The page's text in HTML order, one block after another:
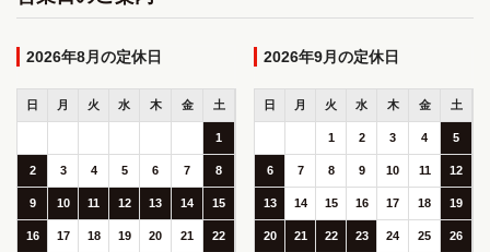
2026年8月
日 月 火 水 木 金 土
1
2 3 4 5 6 7 8
9 10 11 12 13 14 15
16 17 18 19 20 21 22
2026年9月
日 月 火 水 木 金 土
1 2 3 4 5
6 7 8 9 10 11 12
13 14 15 16 17 18 19
20 21 22 23 24 25 26